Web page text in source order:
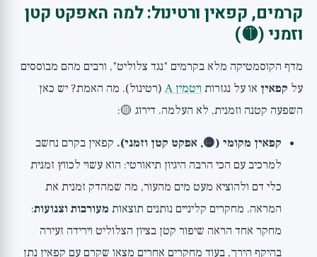
קרמים, קפאין ורטינול: למה האפקט קטן
וזמני (🟡)
מדף הקוסמטיקה מלא בקרמים "נגד צלוליט", ורבים מהם מבוססים
על קפאין או על נגזרות ויטמין A
(רטינול). מה האמת? יש כאן
השפעה קטנה וזמנית, לא העלמה. דירוג 🟡:
קפאין מקומי (🟡, אפקט קטן וזמני). קפאין בקרם נחשב
למרכיב עם הכי הרבה היגיון תיאורטי: הוא עשוי לכווץ זמנית
כלי דם ולהוציא מעט מים מהעור, מה שמהדק זמנית את
המראה. מחקרים קליניים נותנים תוצאות מעורבות וצנועות:
מחקר אחד הראה שיפור קטן בציון הצלוליט וירידה זעירה
בהיקף הירך, בעוד מחקרים אחרים מצאו שקרם עם קפאין נתן